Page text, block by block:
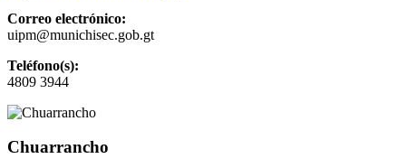
Correo electrónico:
uipm@munichisec.gob.gt
Teléfono(s):
4809 3944
Chuarrancho